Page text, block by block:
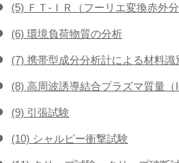
(5) ＦＴ-ＩＲ（フーリエ変換赤外
(6) 環境負荷物質の分析
(7) 携帯型成分分析計による材料識
(8) 高周波誘導結合プラズマ質量
(9) 引張試験
(10) シャルピー衝撃試験